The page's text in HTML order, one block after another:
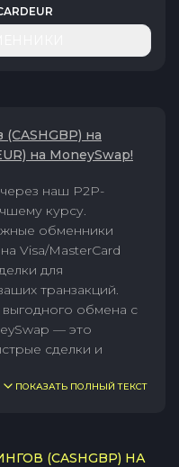
на
на MoneySwap!
наш P2P-
курсу.
обменники
Visa/MasterCard
для
транзакций.
обмена с
— это
сделки и
ПОКАЗАТЬ ПОЛНЫЙ ТЕКСТ
(CASHGBP) НА